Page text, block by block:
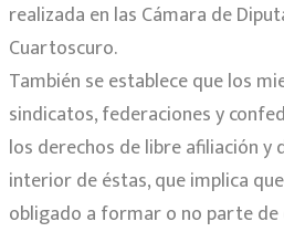
realizada en las Cámara de
Cuartoscuro.
También se establece que los
sindicatos, federaciones y
los derechos de libre afiliación y
interior de éstas, que implica
obligado a formar o no parte de